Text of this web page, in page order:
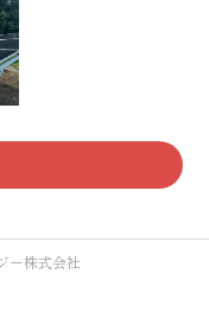
ー株式会社